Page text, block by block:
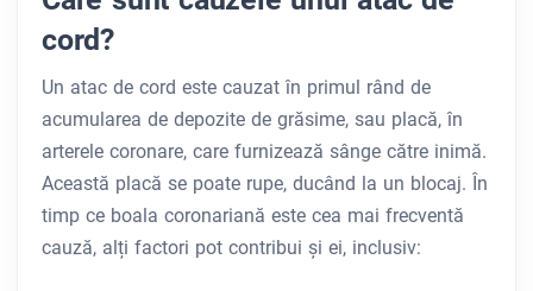
cord?
Un atac de cord este cauzat în primul rând de
acumularea de depozite de grăsime, sau placă, în
arterele coronare, care furnizează sânge către inimă.
Această placă se poate rupe, ducând la un blocaj. În
timp ce boala coronariană este cea mai frecventă
cauză, alți factori pot contribui și ei, inclusiv: